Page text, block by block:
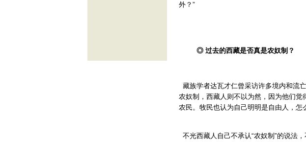
外？”
◎ 过去的西藏是否真是农奴制？
藏族学者达瓦才仁曾采访许多境内和流
农奴制，西藏人则不以为然，因为他们
农民。牧民也认为自己明明是自由人，怎
不光西藏人自己不承认“农奴制”的说法